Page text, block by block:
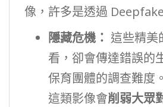
像，許多是透過
隱藏危機： 這些精美
看，卻會傳達錯誤的
保育團體的調查難度
這類影像會削弱大眾